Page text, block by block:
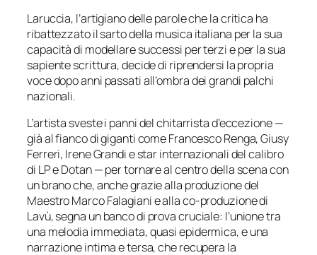
Laruccia, l’artigiano delle parole che la critica ha
ribattezzatoil sarto della musica italiana per la sua
capacità di modellare successi per terzi e per la sua
sapiente scrittura, decide di riprendersi la propria
voce dopo anni passati all’ombra dei grandi palchi
nazionali.
L’artista sveste i panni del chitarrista d’eccezione —
già al fianco di giganti come Francesco Renga, Giusy
Ferreri, Irene Grandi e star internazionali del calibro
di LP e Dotan — per tornare al centro della scena con
un brano che, anche grazie alla produzione del
Maestro Marco Falagiani e alla co-produzione di
Lavù, segna un banco di prova cruciale: l’unione tra
una melodia immediata, quasi epidermica, e una
narrazione intima e tersa, che recupera la